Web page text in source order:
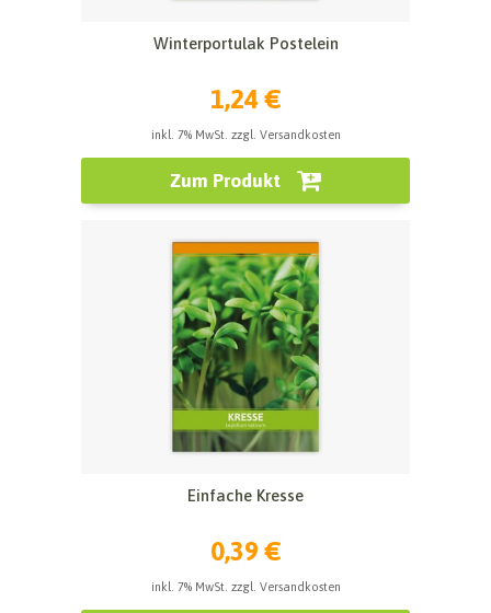
Winterportulak Postelein
1,24 €
inkl. 7% MwSt. zzgl. Versandkosten
Zum Produkt
Einfache Kresse
0,39 €
inkl. 7% MwSt. zzgl. Versandkosten